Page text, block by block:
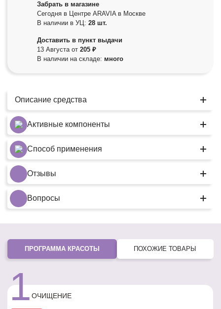
Забрать в магазине
Сегодня в Центре ARAVIA в Москве
В наличии в УЦ: 28 шт.
Доставить в пункт выдачи
13 Августа от 205 ₽
В наличии на складе: много
Описание средства
Активные компоненты
Способ применения
Отзывы
Вопросы
ПРОГРАММА КРАСОТЫ ПОХОЖИЕ ТОВАРЫ
1ОЧИЩЕНИЕ